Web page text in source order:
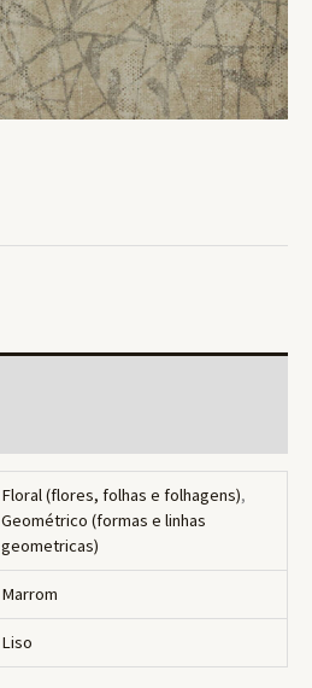
Floral (flores, folhas e folhagens),
Geométrico (formas e linhas
geometricas)
Marrom
Liso